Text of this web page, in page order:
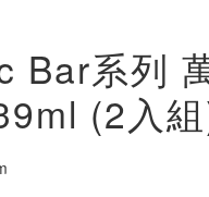
Bar系列
(2入